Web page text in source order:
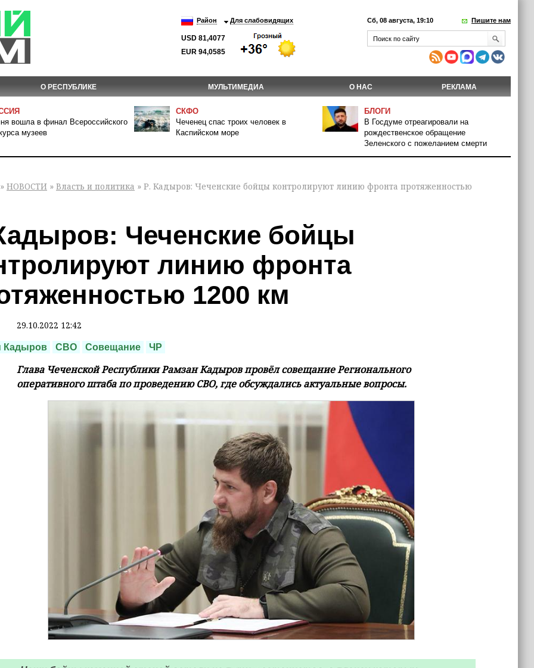
Район Для слабовидящих
USD 81,4077
EUR 94,0585
Сб, 08 августа, 19:10 Пишите нам
О РЕСПУБЛИКЕ МУЛЬТИМЕДИА О НАС РЕКЛАМА
вошла в финал Всероссийского
музеев
СКФО
Чеченец спас троих человек в
Каспийском море
БЛОГИ
В Госдуме отреагировали на
рождественское обращение
Зеленского с пожеланием смерти
» НОВОСТИ » Власть и политика » Р. Кадыров: Чеченские бойцы контролируют линию фронта протяженностью
Чеченские бойцы
линию фронта
1200 км
29.10.2022 12:42
Кадыров СВО Совещание ЧР
Глава Чеченской Республики Рамзан Кадыров провёл совещание Регионального
оперативного штаба по проведению СВО, где обсуждались актуальные вопросы.